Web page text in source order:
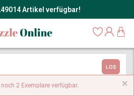
Artikel verfügbar!
LOS
Sonnenuntergänge
×
2 Exemplare verfügbar.